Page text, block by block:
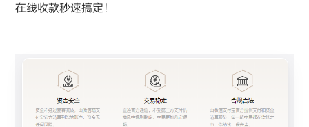
在线收款秒速搞定！